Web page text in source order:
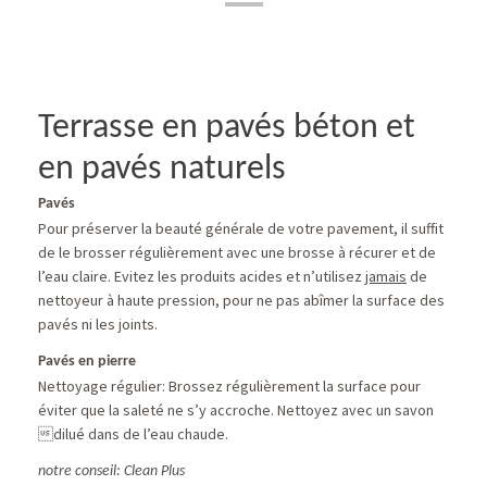
Terrasse en pavés béton et
en pavés naturels
Pavés
Pour préserver la beauté générale de votre pavement, il suffit
de le brosser régulièrement avec une brosse à récurer et de
l’eau claire. Evitez les produits acides et n’utilisez jamais de
nettoyeur à haute pression, pour ne pas abîmer la surface des
pavés ni les joints.
Pavés en pierre
Nettoyage régulier: Brossez régulièrement la surface pour
éviter que la saleté ne s’y accroche. Nettoyez avec un savon
dilué dans de l’eau chaude.
notre conseil: Clean Plus